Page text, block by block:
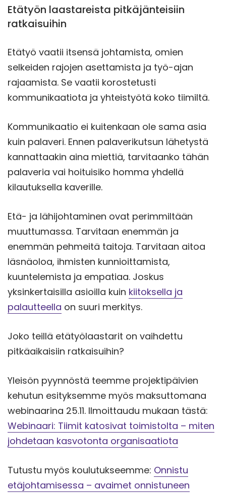
Etätyön laastareista pitkäjänteisiin
ratkaisuihin
Etätyö vaatii itsensä johtamista, omien
selkeiden rajojen asettamista ja työ-ajan
rajaamista. Se vaatii korostetusti
kommunikaatiota ja yhteistyötä koko tiimiltä.
Kommunikaatio ei kuitenkaan ole sama asia
kuin palaveri. Ennen palaverikutsun lähetystä
kannattaakin aina miettiä, tarvitaanko tähän
palaveria vai hoituisiko homma yhdellä
kilautuksella kaverille.
Etä- ja lähijohtaminen ovat perimmiltään
muuttumassa. Tarvitaan enemmän ja
enemmän pehmeitä taitoja. Tarvitaan aitoa
läsnäoloa, ihmisten kunnioittamista,
kuuntelemista ja empatiaa. Joskus
yksinkertaisilla asioilla kuin kiitoksella ja
palautteella on suuri merkitys.
Joko teillä etätyölaastarit on vaihdettu
pitkäaikaisiin ratkaisuihin?
Yleisön pyynnöstä teemme projektipäivien
kehutun esityksemme myös maksuttomana
webinaarina 25.11. Ilmoittaudu mukaan tästä:
Webinaari: Tiimit katosivat toimistolta – miten
johdetaan kasvotonta organisaatiota
Tutustu myös koulutukseemme: Onnistu
etäjohtamisessa – avaimet onnistuneen